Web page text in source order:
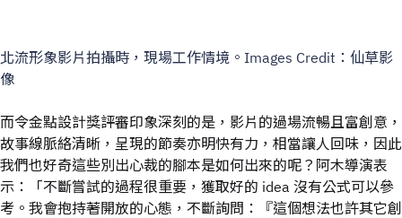
北流形象影片拍攝時，現場工作情境。Images Credit：仙草影
像
而令金點設計獎評審印象深刻的是，影片的過場流暢且富創意，
故事線脈絡清晰，呈現的節奏亦明快有力，相當讓人回味，因此
我們也好奇這些別出心裁的腳本是如何出來的呢？阿木導演表
示：「不斷嘗試的過程很重要，獲取好的 idea 沒有公式可以參
考。我會抱持著開放的心態，不斷詢問：『這個想法也許其它創